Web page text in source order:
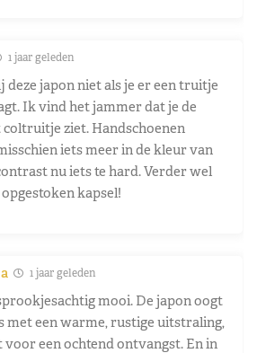
1 jaar geleden
japon niet als je er een truitje
Ik vind het jammer dat je de
ziet. Handschoenen
iets meer in de kleur van
nu iets te hard. Verder wel
kapsel!
1 jaar geleden
mooi. De japon oogt
een warme, rustige uitstraling,
een ochtend ontvangst. En in